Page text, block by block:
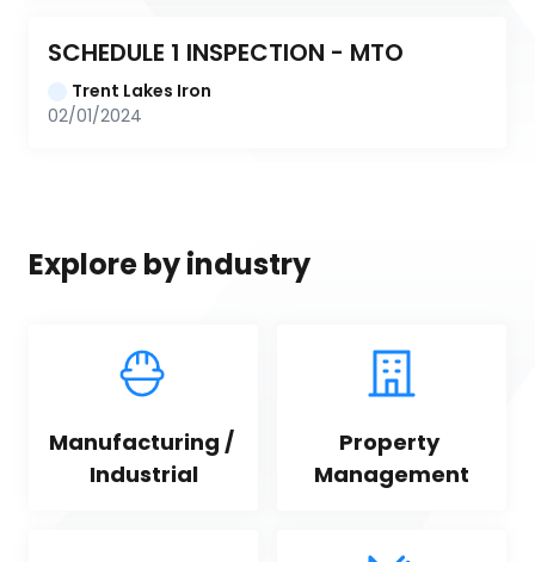
SCHEDULE 1 INSPECTION - MTO
Trent Lakes Iron
02/01/2024
Explore by industry
Manufacturing /
Industrial
Property
Management